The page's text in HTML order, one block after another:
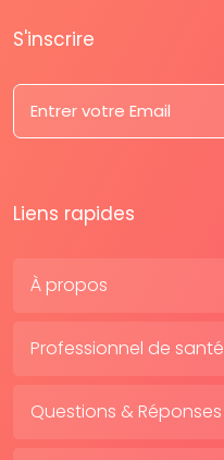
S'inscrire
Liens rapides
À propos
Professionnel de
Questions &